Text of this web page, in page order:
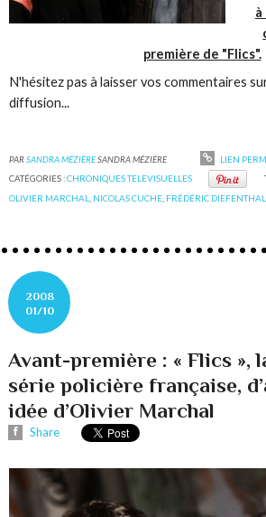
première de "Flics".
N'hésitez pas à laisser vos commentaires
diffusion...
PARSANDRA MÉZIÈRESANDRA MÉZIÈRE LIEN
CATÉGORIES :CHRONIQUES TELEVISUELLES
OLIVIER MARCHAL
NICOLAS CUCHE FRÉDÉRIC DIEFENTHAL
2008
01/10
Avant-première : « Flics »,
série policière française,
idée d’Olivier Marchal
Share